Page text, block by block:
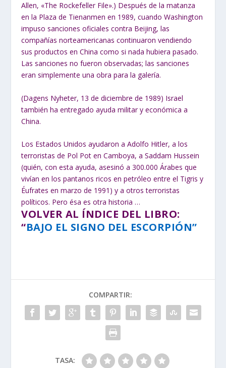
Allen, «The Rockefeller File».) Después de la matanza
en la Plaza de Tienanmen en 1989, cuando Washington
impuso sanciones oficiales contra Beijing, las
compañías norteamericanas continuaron vendiendo
sus productos en China como si nada hubiera pasado.
Las sanciones no fueron observadas; las sanciones
eran simplemente una obra para la galería.
(Dagens Nyheter, 13 de diciembre de 1989) Israel
también ha entregado ayuda militar y económica a
China.
Los Estados Unidos ayudaron a Adolfo Hitler, a los
terroristas de Pol Pot en Camboya, a Saddam Hussein
(quién, con esta ayuda, asesinó a 300.000 Árabes que
vivían en los pantanos ricos en petróleo entre el Tigris y
Éufrates en marzo de 1991) y a otros terroristas
políticos. Pero ésa es otra historia …
VOLVER AL ÍNDICE DEL LIBRO:
“BAJO EL SIGNO DEL ESCORPIÓN”
COMPARTIR:
TASA: